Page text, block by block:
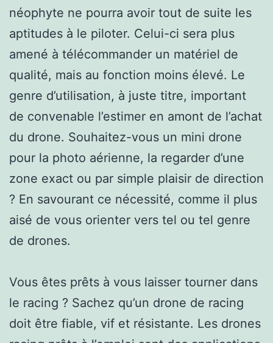
néophyte ne pourra avoir tout de suite les
aptitudes à le piloter. Celui-ci sera plus
amené à télécommander un matériel de
qualité, mais au fonction moins élevé. Le
genre d’utilisation, à juste titre, important
de convenable l’estimer en amont de l’achat
du drone. Souhaitez-vous un mini drone
pour la photo aérienne, la regarder d’une
zone exact ou par simple plaisir de direction
? En savourant ce nécessité, comme il plus
aisé de vous orienter vers tel ou tel genre
de drones.
Vous êtes prêts à vous laisser tourner dans
le racing ? Sachez qu’un drone de racing
doit être fiable, vif et résistante. Les drones